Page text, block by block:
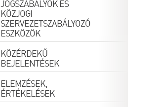
JOGSZABÁLYOK ÉS
KÖZJOGI
SZERVEZETSZABÁLYOZÓ
ESZKÖZÖK
KÖZÉRDEKŰ
BEJELENTÉSEK
ELEMZÉSEK,
ÉRTÉKELÉSEK